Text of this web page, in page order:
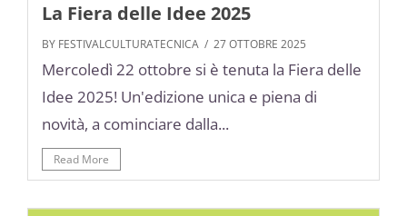
La Fiera delle Idee 2025
BY FESTIVALCULTURATECNICA / 27 OTTOBRE 2025
Mercoledì 22 ottobre si è tenuta la Fiera delle
Idee 2025! Un'edizione unica e piena di
novità, a cominciare dalla...
Read More